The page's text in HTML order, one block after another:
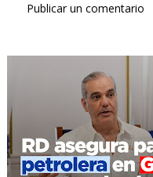
Publicar un comentario